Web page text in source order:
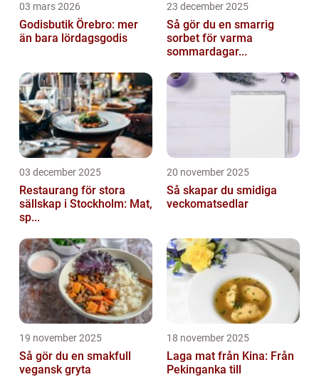
03 mars 2026
Godisbutik Örebro: mer
än bara lördagsgodis
23 december 2025
Så gör du en smarrig
sorbet för varma
sommardagar...
03 december 2025
Restaurang för stora
sällskap i Stockholm: Mat,
sp...
20 november 2025
Så skapar du smidiga
veckomatsedlar
19 november 2025
Så gör du en smakfull
vegansk gryta
18 november 2025
Laga mat från Kina: Från
Pekinganka till